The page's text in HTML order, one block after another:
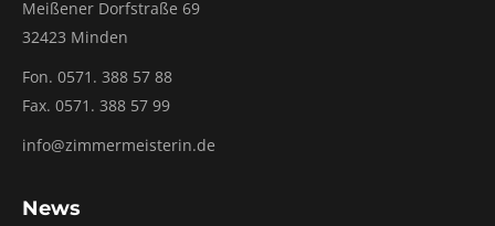
Meißener Dorfstraße 69
32423 Minden
Fon. 0571. 388 57 88
Fax. 0571. 388 57 99
info@zimmermeisterin.de
News